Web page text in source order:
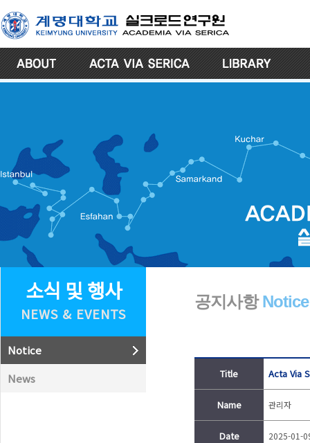
소식 및 행사
NEWS & EVENTS
Notice
News
공지사항Notice
Title Acta Via
Name 관리자
Date 2025-01-